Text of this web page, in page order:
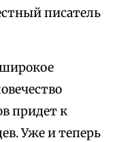
писатель
придет к
Уже и теперь